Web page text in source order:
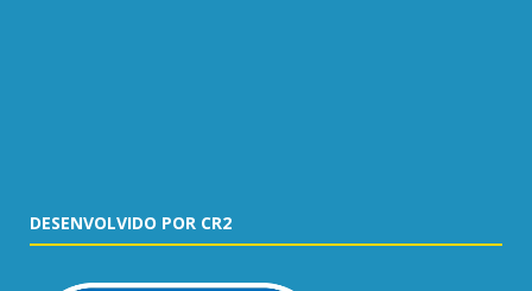
DESENVOLVIDO POR CR2